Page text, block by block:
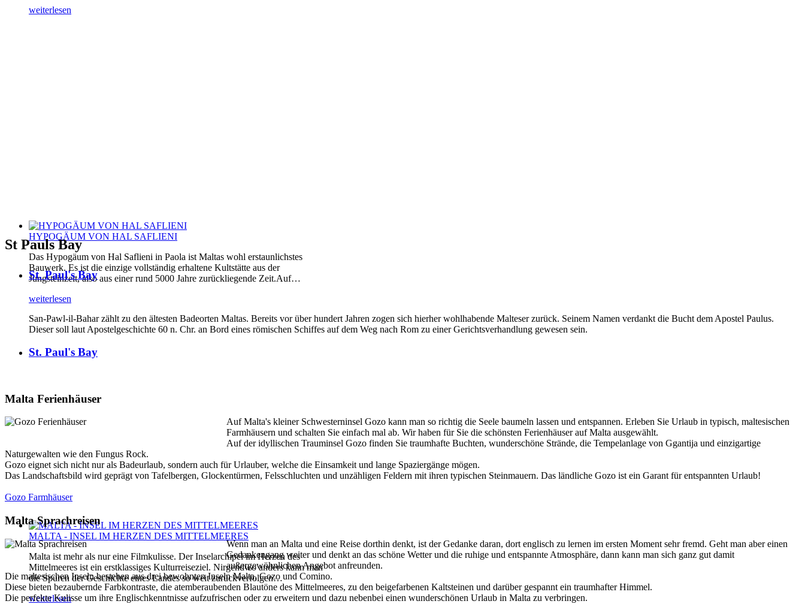
weiterlesen
HYPOGÄUM VON HAL SAFLIENI
Das Hypogäum von Hal Saflieni in Paola ist Maltas wohl erstaunlichstes
Bauwerk. Es ist die einzige vollständig erhaltene Kultstätte aus der
Jungsteinzeit, also aus einer rund 5000 Jahre zurückliegende Zeit.Auf…
weiterlesen
MALTA - INSEL IM HERZEN DES MITTELMEERES
Malta ist mehr als nur eine Filmkulisse. Der Inselarchipel im Herzen des
Mittelmeeres ist ein erstklassiges Kulturreiseziel. Nirgendwo anders kann man
die Spuren der Geschichte eines Landes so weit zurückverfolgen…
weiterlesen
St Pauls Bay
St. Paul's Bay
San-Pawl-il-Bahar zählt zu den ältesten Badeorten Maltas. Bereits vor über hundert Jahren zogen sich hierher wohlhabende Malteser zurück. Seinem Namen verdankt die Bucht dem Apostel Paulus.
Dieser soll laut Apostelgeschichte 60 n. Chr. an Bord eines römischen Schiffes auf dem Weg nach Rom zu einer Gerichtsverhandlung gewesen sein.
St. Paul's Bay
Malta Ferienhäuser
Auf Malta's kleiner Schwesterninsel Gozo kann man so richtig die Seele baumeln lassen und entspannen. Erleben Sie Urlaub in typisch, maltesischen
Farmhäusern und schalten Sie einfach mal ab. Wir haben für Sie die schönsten Ferienhäuser auf Malta ausgewählt.
Auf der idyllischen Trauminsel Gozo finden Sie traumhafte Buchten, wunderschöne Strände, die Tempelanlage von Ggantija und einzigartige
Naturgewalten wie den Fungus Rock.
Gozo eignet sich nicht nur als Badeurlaub, sondern auch für Urlauber, welche die Einsamkeit und lange Spaziergänge mögen.
Das Landschaftsbild wird geprägt von Tafelbergen, Glockentürmen, Felsschluchten und unzähligen Feldern mit ihren typischen Steinmauern. Das ländliche Gozo ist ein Garant für entspannten Urlaub!
Gozo Farmhäuser
Malta Sprachreisen
Wenn man an Malta und eine Reise dorthin denkt, ist der Gedanke daran, dort englisch zu lernen im ersten Moment sehr fremd. Geht man aber einen
Gedankengang weiter und denkt an das schöne Wetter und die ruhige und entspannte Atmosphäre, dann kann man sich ganz gut damit
außergewöhnlichen Angebot anfreunden.
Die maltesischen Inseln bestehen aus drei bewohnten Inseln Malta, Gozo und Comino.
Diese bieten bezaubernde Farbkontraste, die atemberaubenden Blautöne des Mittelmeeres, zu den beigefarbenen Kaltsteinen und darüber gespannt ein traumhafter Himmel.
Die perfekte Kulisse um ihre Englischkenntnisse aufzufrischen oder zu erweitern und dazu nebenbei einen wunderschönen Urlaub in Malta zu verbringen.